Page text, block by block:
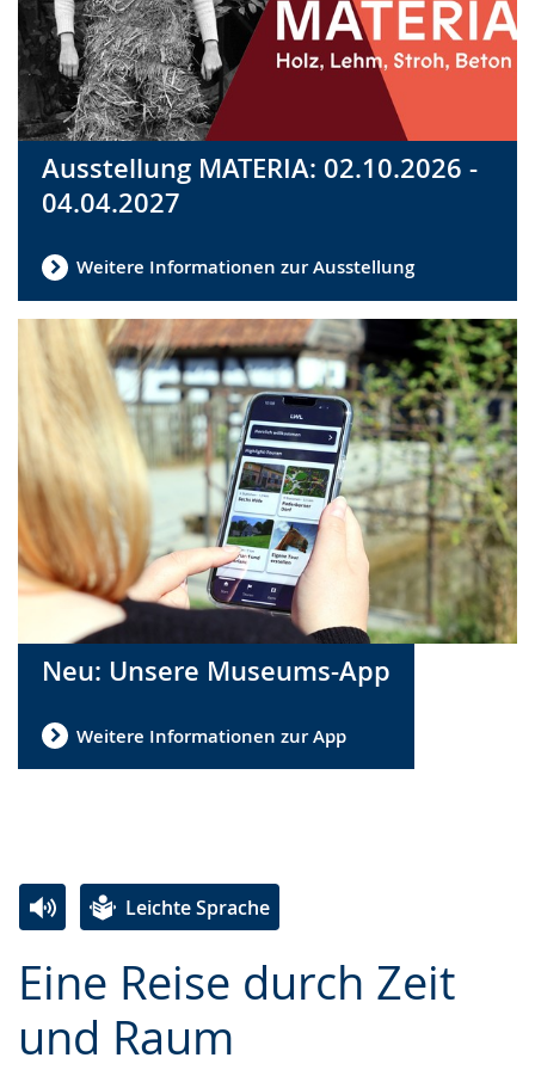
Ausstellung MATERIA: 02.10.2026 -
04.04.2027
Weitere Informationen zur Ausstellung
Neu: Unsere Museums-App
Weitere Informationen zur App
Eine Reise durch Zeit
und Raum
Leichte Sprache
Leichten
Sprache
wechseln.
Audio-
Unterstützung.
Video
Deutscher